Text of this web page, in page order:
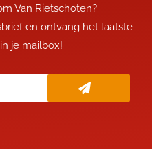
Van Rietschoten?
en ontvang het laatste
je mailbox!